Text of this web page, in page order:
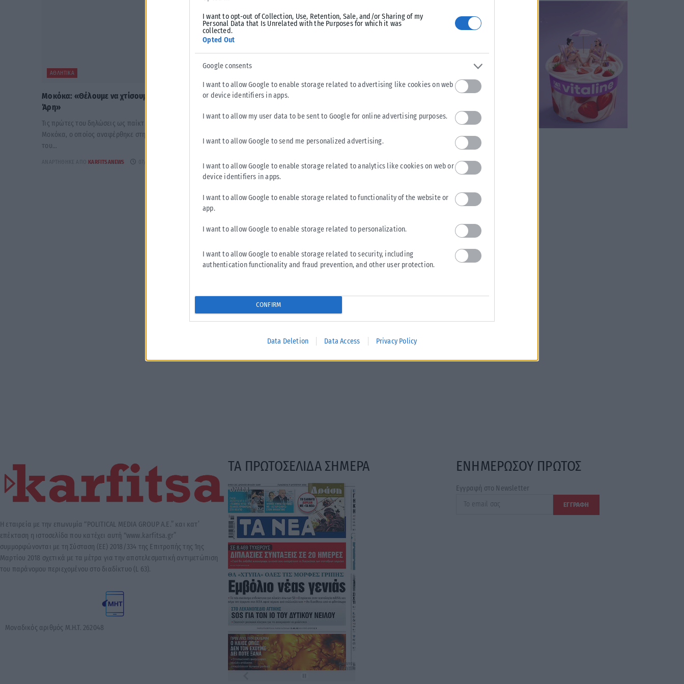
I want to opt-out of Collection, Use, Retention, Sale, and/or Sharing of my
Personal Data that Is Unrelated with the Purposes for which it was
collected.
Opted Out
Google consents
I want to allow Google to enable storage related to advertising like cookies on web
or device identifiers in apps.
I want to allow my user data to be sent to Google for online advertising purposes.
I want to allow Google to send me personalized advertising.
I want to allow Google to enable storage related to analytics like cookies on web or
device identifiers in apps.
I want to allow Google to enable storage related to functionality of the website or
app.
I want to allow Google to enable storage related to personalization.
I want to allow Google to enable storage related to security, including
authentication functionality and fraud prevention, and other user protection.
CONFIRM
Data Deletion Data Access Privacy Policy
ΑΘΛΗΤΙΚΆ
Μοκόκα: «Θέλουμε να χτίσουμε κάτι μεγάλο στον
Άρη»
Τις πρώτες του δηλώσεις ως παίκτης του Άρη έκανε ο Άνταμ
Μοκόκα, ο οποίος αναφέρθηκε στη νέα διετία συνεργασίας
του...
KARFITSANEWS
Ενδιαφέρον της «Γαλατά» για τον Κωνσταντέλια
Πρόταση για τον δανεισμό του Γιάννη Κωνσταντέλια με οψιόν
Η εταιρεία με την επωνυμία “POLITICAL MEDIA GROUP A.E.” και κατ’
επέκταση η ιστοσελίδα που κατέχει αυτή “www.karfitsa.gr”
συμμορφώνονται με τη Σύσταση (ΕΕ) 2018/334 της Επιτροπής της 1ης
Μαρτίου 2018 σχετικά με τα μέτρα για την αποτελεσματική αντιμετώπιση
του παράνομου περιεχομένου στο διαδίκτυο (L 63).
Μοναδικός αριθμός Μ.Η.Τ. 262048
ΤΑ ΠΡΩΤΟΣΕΛΙΔΑ ΣΗΜΕΡΑ ΕΝΗΜΕΡΩΣΟΥ ΠΡΩΤΟΣ
Εγγραφή στο Newsletter